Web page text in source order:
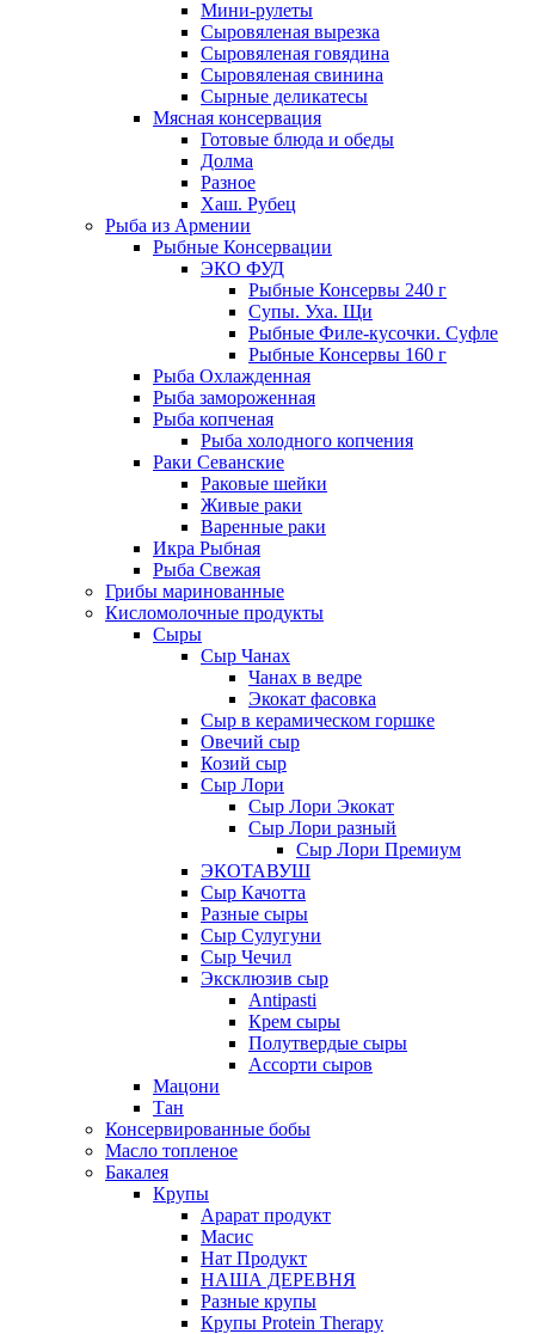
Мини-рулеты
Сыровяленая вырезка
Сыровяленая говядина
Сыровяленая свинина
Сырные деликатесы
Мясная консервация
Готовые блюда и обеды
Долма
Разное
Хаш. Рубец
Рыба из Армении
Рыбные Консервации
ЭКО ФУД
Рыбные Консервы 240 г
Супы. Уха. Щи
Рыбные Филе-кусочки. Суфле
Рыбные Консервы 160 г
Рыба Охлажденная
Рыба замороженная
Рыба копченая
Рыба холодного копчения
Раки Севанские
Раковые шейки
Живые раки
Варенные раки
Икра Рыбная
Рыба Свежая
Грибы маринованные
Кисломолочные продукты
Сыры
Сыр Чанах
Чанах в ведре
Экокат фасовка
Сыр в керамическом горшке
Овечий сыр
Козий сыр
Сыр Лори
Сыр Лори Экокат
Сыр Лори разный
Сыр Лори Премиум
ЭКОТАВУШ
Сыр Качотта
Разные сыры
Сыр Сулугуни
Сыр Чечил
Эксклюзив сыр
Antipasti
Крем сыры
Полутвердые сыры
Ассорти сыров
Мацони
Тан
Консервированные бобы
Масло топленое
Бакалея
Крупы
Арарат продукт
Масис
Нат Продукт
НАША ДЕРЕВНЯ
Разные крупы
Крупы Protein Therapy